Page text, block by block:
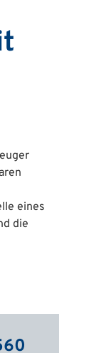
eines
die